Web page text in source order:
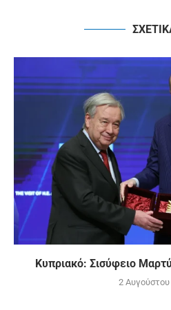
Κυπριακό: Σισύφειο
2 Αυγούστου